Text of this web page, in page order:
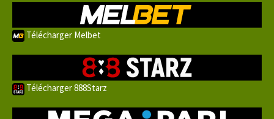
Télécharger Melbet
Télécharger 888Starz